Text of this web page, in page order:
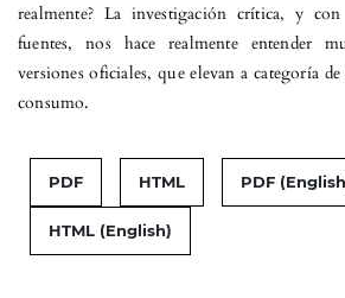
realmente? La investigación crítica, y
fuentes, nos hace realmente entender
versiones oficiales, que elevan a categoría
consumo.
PDF HTML PDF
HTML (English)